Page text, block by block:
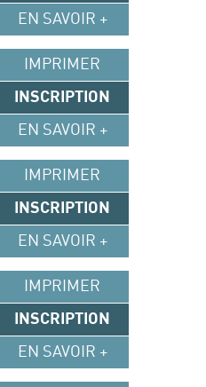
EN SAVOIR +
IMPRIMER
INSCRIPTION
EN SAVOIR +
IMPRIMER
INSCRIPTION
EN SAVOIR +
IMPRIMER
INSCRIPTION
EN SAVOIR +